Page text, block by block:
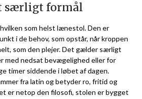
særligt formål
som helst lænestol. Den er
i de behov, som opstår, når kroppen
som den plejer. Det gælder særligt
med nedsat bevægelighed eller for
timer siddende i løbet af dagen.
fra latin og betyder ro, fritid og
er netop den filosofi, stolen er bygget